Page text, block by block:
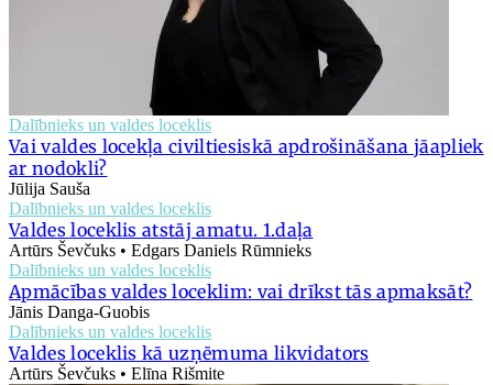
Dalībnieks un valdes loceklis
Vai valdes locekļa civiltiesiskā apdrošināšana jāapliek
ar nodokli?
Jūlija Sauša
Dalībnieks un valdes loceklis
Valdes loceklis atstāj amatu. 1.daļa
Artūrs Ševčuks • Edgars Daniels Rūmnieks
Dalībnieks un valdes loceklis
Apmācības valdes loceklim: vai drīkst tās apmaksāt?
Jānis Danga-Guobis
Dalībnieks un valdes loceklis
Valdes loceklis kā uzņēmuma likvidators
Artūrs Ševčuks • Elīna Rišmite